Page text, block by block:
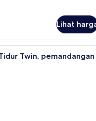
Lihat
Kamar Single, 1 Tempat
Twin, pemandangan